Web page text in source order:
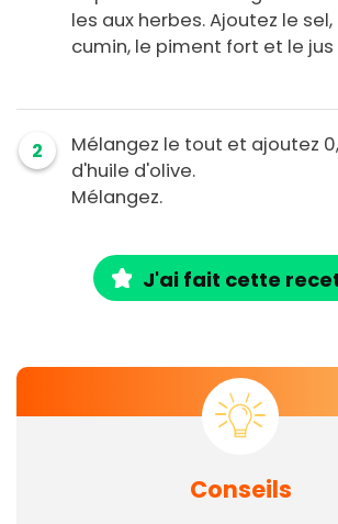
les aux herbes. Ajoutez le
cumin, le piment fort et le
2
Mélangez le tout et ajoutez
d'huile d'olive.
Mélangez.
J'ai fait cette
Conseils